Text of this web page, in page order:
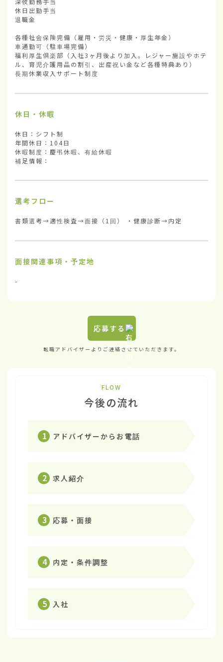
休日出勤手当
退職金
各種社会保険完備（雇用・労災・健康・厚生年金）
車通勤可（駐車場完備）
福利厚生倶楽部（入社3ヶ月後より加入。レジャー施設やホテ
ル、育児介護用品の割引、出産祝い金など各種特典あり）
長期休業収入サポート制度
休日・休暇
休日：シフト制
年間休日：104日
休暇制度：慶弔休暇、有給休暇
補足情報：
選考フロー
書類選考→適性検査→面接（1回） ・健康診断→内定
面接関連事項・予定地
-
応募する
転職アドバイザーよりご連絡させていただきます。
FLOW
今後の流れ
1 アドバイザーからお電話
2 求人紹介
3 応募・面接
4 内定・条件調整
5 入社